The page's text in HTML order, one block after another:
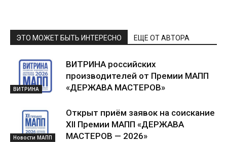
ЭТО МОЖЕТ БЫТЬ ИНТЕРЕСНО ЕЩЕ ОТ АВТОРА
ВИТРИНА
ВИТРИНА российских
производителей от Премии МАПП
«ДЕРЖАВА МАСТЕРОВ»
Новости МАПП
Открыт приём заявок на соискание
XII Премии МАПП «ДЕРЖАВА
МАСТЕРОВ — 2026»